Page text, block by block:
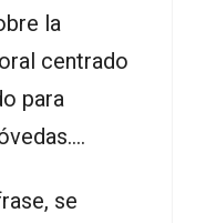
la
centrado
para
se